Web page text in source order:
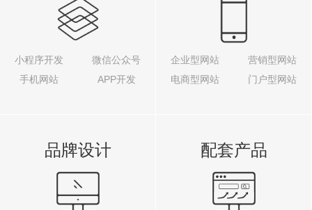
小程序开发
微信公众号
手机网站
APP开发
企业型网站
营销型网站
电商型网站
门户型网站
品牌设计 配套产品